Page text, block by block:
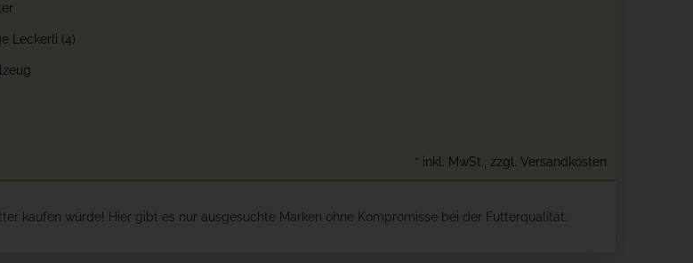
Leckerli (4)
* inkl. MwSt., zzgl. Versandkosten
kaufen würde! Hier gibt es nur ausgesuchte Marken ohne Kompromisse bei der Futterqualität.